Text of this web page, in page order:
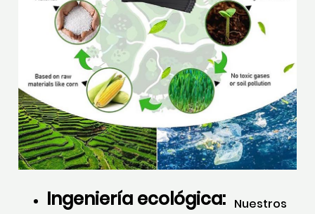
Ingeniería ecológica: Nuestros